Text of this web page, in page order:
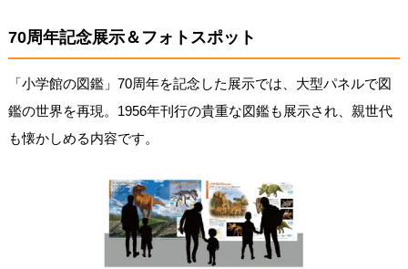
70周年記念展示＆フォトスポット
「小学館の図鑑」70周年を記念した展示では、大型パネルで図
鑑の世界を再現。1956年刊行の貴重な図鑑も展示され、親世代
も懐かしめる内容です。